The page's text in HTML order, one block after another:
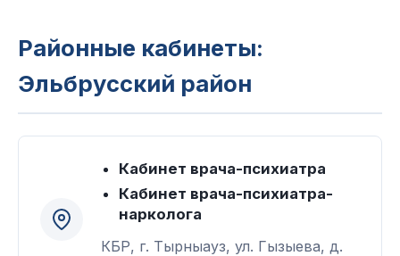
Районные кабинеты:
Эльбрусский район
Кабинет врача-психиатра
Кабинет врача-психиатра-
нарколога
КБР, г. Тырныауз, ул. Гызыева, д.